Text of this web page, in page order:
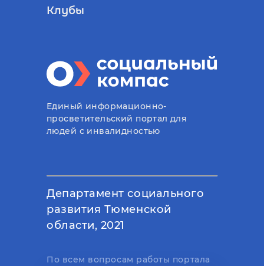
Клубы
Единый информационно-
просветительский портал для
людей с инвалидностью
Департамент социального
развития Тюменской
области, 2021
По всем вопросам работы портала